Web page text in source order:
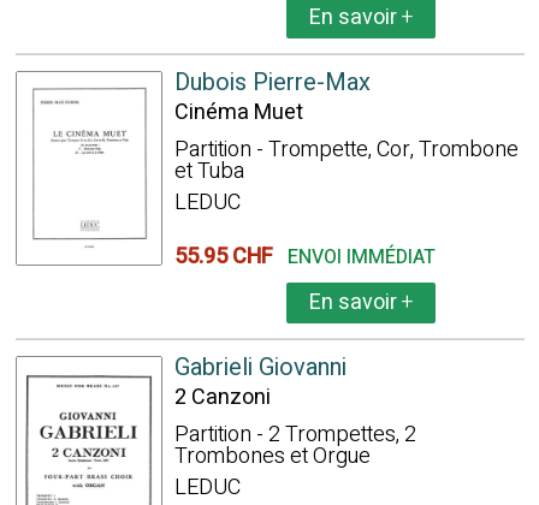
En savoir+
Dubois Pierre-Max
Cinéma Muet
Partition - Trompette, Cor, Trombone
et Tuba
LEDUC
55.95 CHF ENVOI IMMÉDIAT
En savoir+
Gabrieli Giovanni
2 Canzoni
Partition - 2 Trompettes, 2
Trombones et Orgue
LEDUC